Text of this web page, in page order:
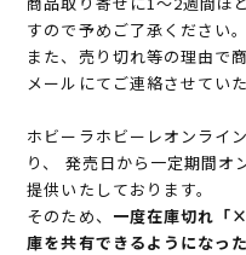
すので予めご了承ください。
また、売り切れ等の理由で
メールにてご連絡させていた
ホビーラホビーレオンライ
り、 発売日から一定期間オ
提供いたしております。
そのため、 一度在庫切れ「
庫を共有できるようになっ